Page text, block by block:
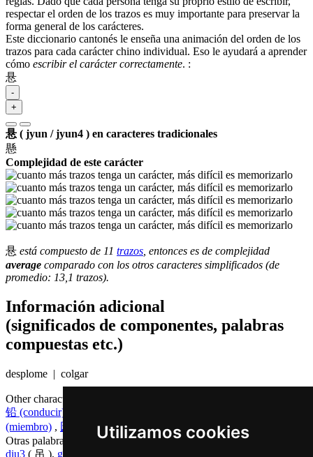
Utilizamos cookies
respectar el orden de los trazos es muy importante para preservar la
forma general de los carácteres.
Este diccionario cantonés le enseña una animación del orden de los
trazos para cada carácter chino individual. Eso le ayudará a aprender
cómo escribir el carácter correctamente. :
悬
-
+
悬 ( jyun / jyun4 ) en caracteres tradicionales
懸
Complejidad de este carácter
悬 está compuesto de 11 trazos , entonces es de complejidad
average comparado con los otros caracteres simplificados (de
promedio: 13,1 trazos).
Información adicional
(significados de componentes, palabras
compuestas etc.)
desplome | colgar
Other characters that are pronounced
铅 (conducir)
(miembro) , 园 (jardín), 圆 (ronda) , 源 (fuente) , 辕 (lanza)
Otras palabras que también significancolgar en chino
diu3 ( 吊 ), gwaa3